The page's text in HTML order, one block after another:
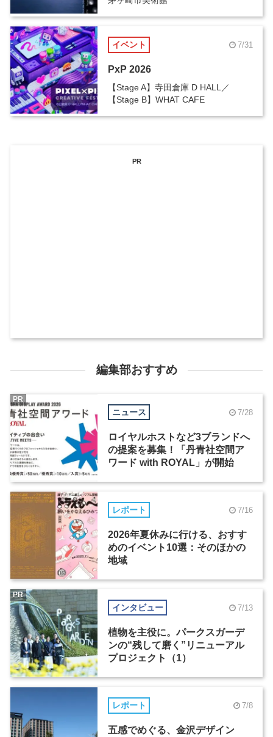
イベント 7/31
PxP 2026
【Stage A】寺田倉庫 D HALL／
【Stage B】WHAT CAFE
PR
編集部おすすめ
ニュース 7/28
ロイヤルホストなど3ブランドへ
の提案を募集！「丹青社空間ア
ワード with ROYAL」が開始
PR
レポート 7/16
2026年夏休みに行ける、おすす
めのイベント10選：そのほかの
地域
インタビュー 7/13
植物を主役に。パークスガーデ
ンの“残して磨く”リニューアル
プロジェクト（1）
PR
レポート 7/8
五感でめぐる、金沢デザイン